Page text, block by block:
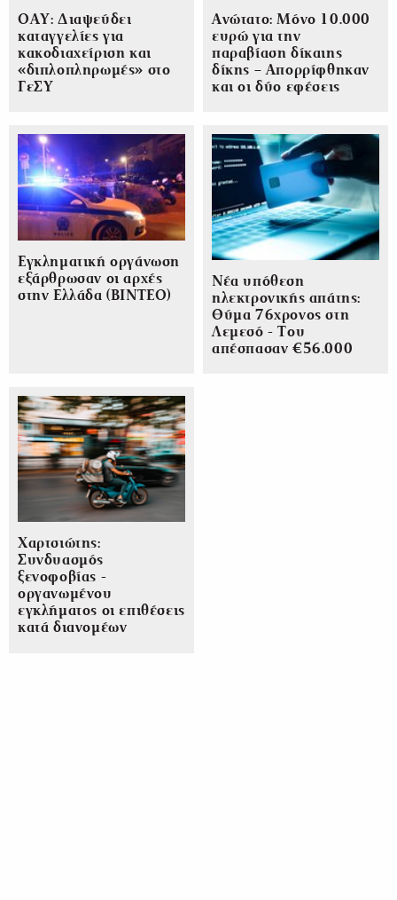
ΟΑΥ: Διαψεύδει
καταγγελίες για
κακοδιαχείριση και
«διπλοπληρωμές» στο
ΓεΣΥ
Ανώτατο: Μόνο 10.000
ευρώ για την
παραβίαση δίκαιης
δίκης – Απορρίφθηκαν
και οι δύο εφέσεις
Εγκληματική οργάνωση
εξάρθρωσαν οι αρχές
στην Ελλάδα (ΒΙΝΤΕΟ)
Νέα υπόθεση
ηλεκτρονικής απάτης:
Θύμα 76χρονος στη
Λεμεσό - Του
απέσπασαν €56.000
Χαρτσιώτης:
Συνδυασμός
ξενοφοβίας -
οργανωμένου
εγκλήματος οι επιθέσεις
κατά διανομέων